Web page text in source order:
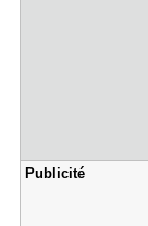
Publicité